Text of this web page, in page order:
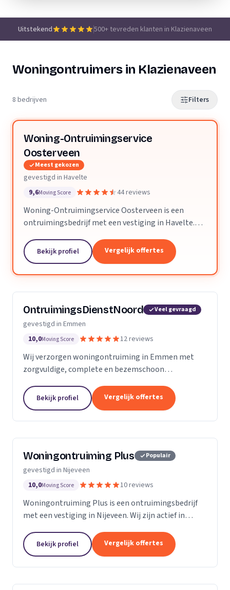
Uitstekend 500+ tevreden klanten in Klazienaveen
Woningontruimers in Klazienaveen
8 bedrijven Filters
Woning-Ontruimingservice
Oosterveen
Meest gekozen
gevestigd in Havelte
9,6Moving Score 44 reviews
Woning-Ontruimingservice Oosterveen is een
ontruimingsbedrijf met een vestiging in Havelte.
Bekijk profiel Vergelijk offertes
OntruimingsDienstNoord Veel gevraagd
gevestigd in Emmen
10,0Moving Score 12 reviews
Wij verzorgen woningontruiming in Emmen met
zorgvuldige, complete en bezemschoon
bedrijven.
Bekijk profiel Vergelijk offertes
Woningontruiming Plus Populair
gevestigd in Nijeveen
10,0Moving Score 10 reviews
Woningontruiming Plus is een ontruimingsbedrijf
met een vestiging in Nijeveen. Wij zijn actief in
een 5.Bekijk profiel Vergelijk offertes